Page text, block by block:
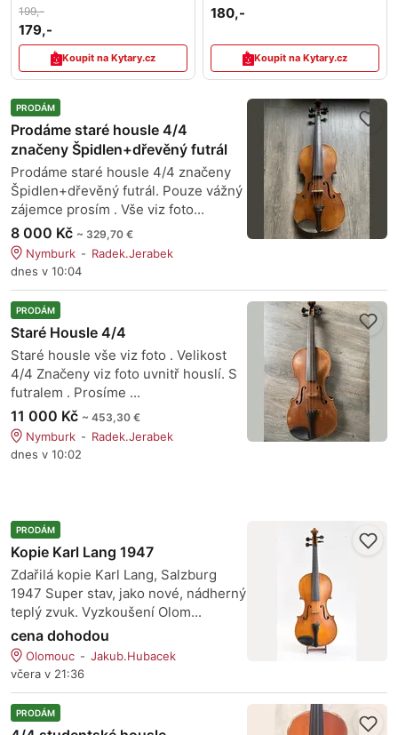
199,-
179,-
Koupit na Kytary.cz
180,-
Koupit na Kytary.cz
PRODÁM
Prodáme staré housle 4/4
značeny Špidlen+dřevěný futrál
Prodáme staré housle 4/4 značeny
Špidlen+dřevěný futrál. Pouze vážný
zájemce prosím . Vše viz foto...
8 000 Kč ~ 329,70 €
Nymburk
Radek.Jerabek
dnes v 10:04
PRODÁM
Staré Housle 4/4
Staré housle vše viz foto . Velikost
4/4 Značeny viz foto uvnitř houslí. S
futralem . Prosíme ...
11 000 Kč ~ 453,30 €
Nymburk
Radek.Jerabek
dnes v 10:02
PRODÁM
Kopie Karl Lang 1947
Zdařilá kopie Karl Lang, Salzburg
1947 Super stav, jako nové, nádherný
teplý zvuk. Vyzkoušení Olom...
cena dohodou
Olomouc
Jakub.Hubacek
včera v 21:36
PRODÁM